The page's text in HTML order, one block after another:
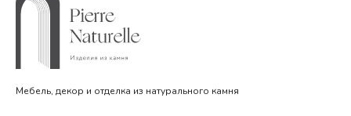
Мебель, декор и отделка из натурального камня